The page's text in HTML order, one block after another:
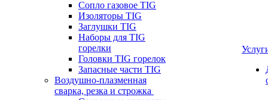
Сопло газовое TIG
Изоляторы TIG
Заглушки TIG
Наборы для TIG
горелки
Головки TIG горелок
Запасные части TIG
Воздушно-плазменная
сварка, резка и строжка